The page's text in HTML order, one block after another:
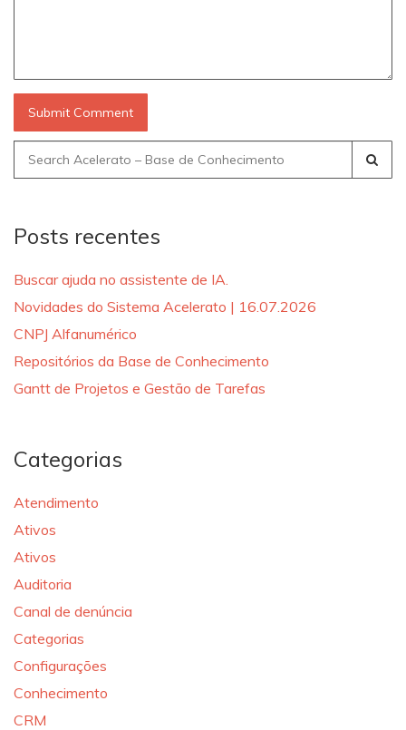
Search
for:
Posts recentes
Buscar ajuda no assistente de IA.
Novidades do Sistema Acelerato | 16.07.2026
CNPJ Alfanumérico
Repositórios da Base de Conhecimento
Gantt de Projetos e Gestão de Tarefas
Categorias
Atendimento
Ativos
Ativos
Auditoria
Canal de denúncia
Categorias
Configurações
Conhecimento
CRM